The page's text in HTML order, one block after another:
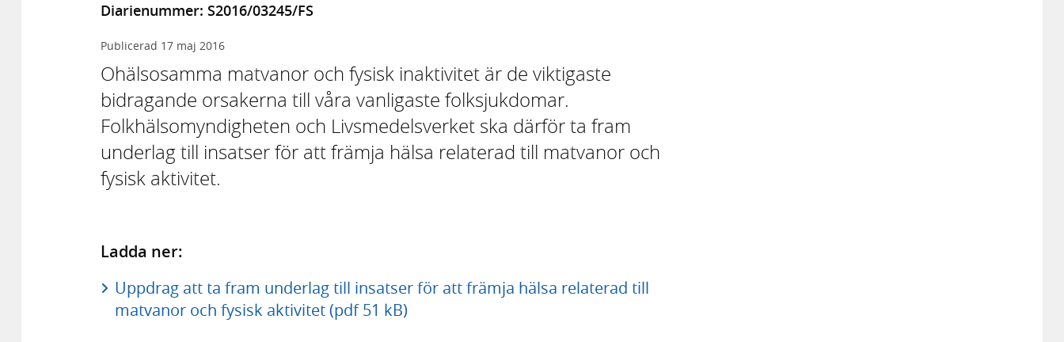
Diarienummer: S2016/03245/FS
Publicerad 17 maj 2016
Ohälsosamma matvanor och fysisk inaktivitet är de viktigaste
bidragande orsakerna till våra vanligaste folksjukdomar.
Folkhälsomyndigheten och Livsmedelsverket ska därför ta fram
underlag till insatser för att främja hälsa relaterad till matvanor och
fysisk aktivitet.
Ladda ner:
Uppdrag att ta fram underlag till insatser för att främja hälsa relaterad till
matvanor och fysisk aktivitet (pdf 51 kB)